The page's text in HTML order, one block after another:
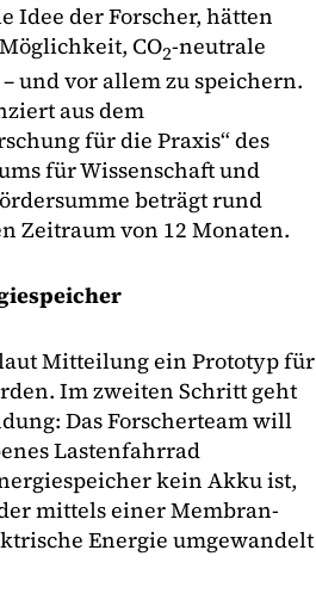
Idee der Forscher, hätten
CO2-neutrale
und vor allem zu speichern.
aus dem
für die Praxis“ des
für Wissenschaft und
beträgt rund
Zeitraum von 12 Monaten.
Mitteilung ein Prototyp für
Im zweiten Schritt geht
Das Forscherteam will
Lastenfahrrad
kein Akku ist,
mittels einer Membran-
Energie umgewandelt